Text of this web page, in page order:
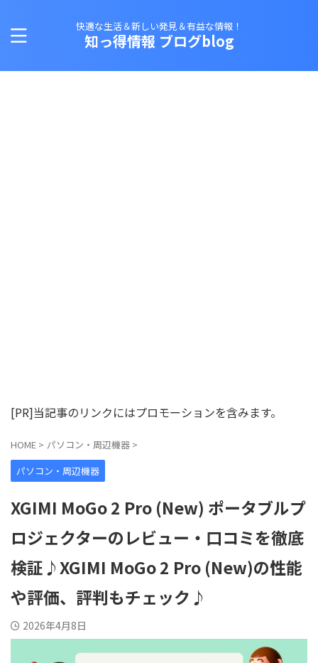
快適な生活＆新しい発見＆有益な情報！
知っ得情報 ブログblog
[PR]当記事のリンクにはプロモーションを含みます。
HOME > パソコン・周辺機器 >
パソコン・周辺機器
XGIMI MoGo 2 Pro (New) ポータブルプ
ロジェクターのレビュー・口コミを徹底
検証♪XGIMI MoGo 2 Pro (New)の性能
や評価、評判もチェック♪
2026年4月8日